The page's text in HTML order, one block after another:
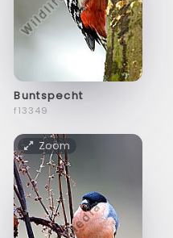
Buntspecht
f13349
Zoom